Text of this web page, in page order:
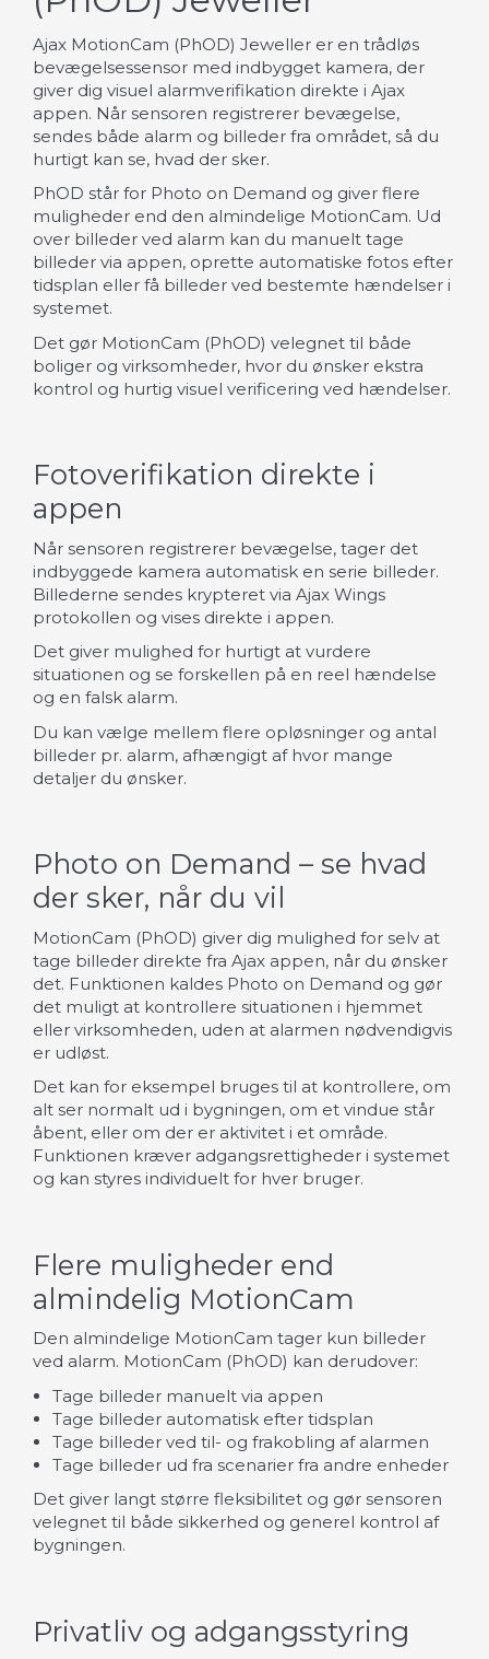
Ajax MotionCam (PhOD) Jeweller er en trådløs
bevægelsessensor med indbygget kamera, der
giver dig visuel alarmverifikation direkte i Ajax
appen. Når sensoren registrerer bevægelse,
sendes både alarm og billeder fra området, så du
hurtigt kan se, hvad der sker.
PhOD står for Photo on Demand og giver flere
muligheder end den almindelige MotionCam. Ud
over billeder ved alarm kan du manuelt tage
billeder via appen, oprette automatiske fotos efter
tidsplan eller få billeder ved bestemte hændelser i
systemet.
Det gør MotionCam (PhOD) velegnet til både
boliger og virksomheder, hvor du ønsker ekstra
kontrol og hurtig visuel verificering ved hændelser.
Fotoverifikation direkte i
appen
Når sensoren registrerer bevægelse, tager det
indbyggede kamera automatisk en serie billeder.
Billederne sendes krypteret via Ajax Wings
protokollen og vises direkte i appen.
Det giver mulighed for hurtigt at vurdere
situationen og se forskellen på en reel hændelse
og en falsk alarm.
Du kan vælge mellem flere opløsninger og antal
billeder pr. alarm, afhængigt af hvor mange
detaljer du ønsker.
Photo on Demand – se hvad
der sker, når du vil
MotionCam (PhOD) giver dig mulighed for selv at
tage billeder direkte fra Ajax appen, når du ønsker
det. Funktionen kaldes Photo on Demand og gør
det muligt at kontrollere situationen i hjemmet
eller virksomheden, uden at alarmen nødvendigvis
er udløst.
Det kan for eksempel bruges til at kontrollere, om
alt ser normalt ud i bygningen, om et vindue står
åbent, eller om der er aktivitet i et område.
Funktionen kræver adgangsrettigheder i systemet
og kan styres individuelt for hver bruger.
Flere muligheder end
almindelig MotionCam
Den almindelige MotionCam tager kun billeder
ved alarm. MotionCam (PhOD) kan derudover:
Tage billeder manuelt via appen
Tage billeder automatisk efter tidsplan
Tage billeder ved til- og frakobling af alarmen
Tage billeder ud fra scenarier fra andre enheder
Det giver langt større fleksibilitet og gør sensoren
velegnet til både sikkerhed og generel kontrol af
bygningen.
Privatliv og adgangsstyring